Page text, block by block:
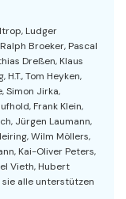
Ludger
Broeker, Pascal
Dreßen, Klaus
Tom Heyken,
Simon Jirka,
Frank Klein,
Jürgen Laumann,
Wilm Möllers,
Kai-Oliver Peters,
Vieth, Hubert
alle unterstützen